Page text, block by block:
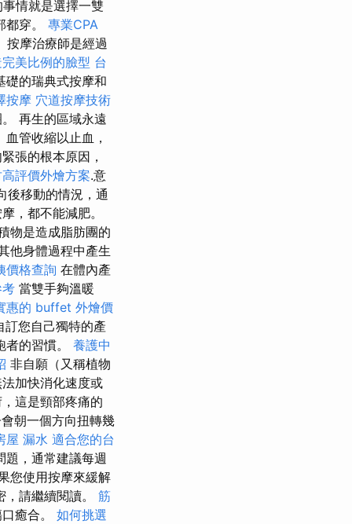
情就是選擇一雙
穿。 專業CPA
按摩治療師是經過
美比例的臉型 台
礎的瑞典式按摩和
按摩 穴道按摩技術
再生的區域永遠
管收縮以止血，
張的根本原因，
評價外燴方案.意
後移動的情況，通
，都不能減肥。
物是造成脂肪團的
他身體過程中產生
價格查詢 在體內產
當雙手夠溫暖
惠的 buffet 外燴價
訂您自己獨特的產
的習慣。 養護中
非自願（又稱植物
加快消化速度或
這是頸部疼痛的
朝一個方向扭轉幾
屋 漏水 適合您的台
題，通常建議每週
您使用按摩來緩解
請繼續閱讀。 筋
癒合。 如何挑選